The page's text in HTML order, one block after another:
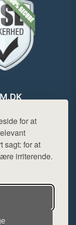
for at
sagt: for at
irriterende.
og privatlivspolitik
en række
produkter fra
denne side - vi